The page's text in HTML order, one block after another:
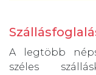
A legtöbb
széles